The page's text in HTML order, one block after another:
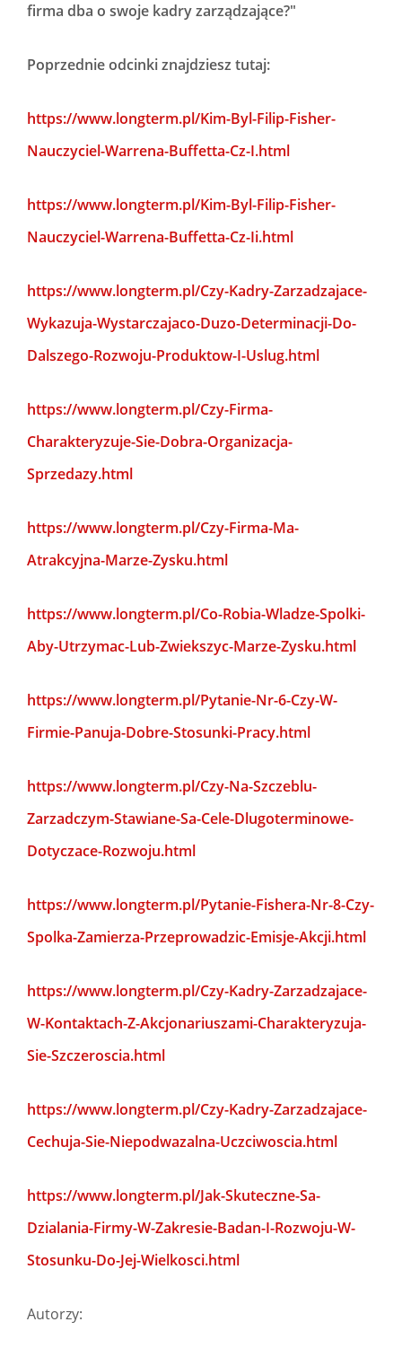
firma dba o swoje kadry zarządzające?"
Poprzednie odcinki znajdziesz tutaj:
https://www.longterm.pl/Kim-Byl-Filip-Fisher-
Nauczyciel-Warrena-Buffetta-Cz-I.html
https://www.longterm.pl/Kim-Byl-Filip-Fisher-
Nauczyciel-Warrena-Buffetta-Cz-Ii.html
https://www.longterm.pl/Czy-Kadry-Zarzadzajace-
Wykazuja-Wystarczajaco-Duzo-Determinacji-Do-
Dalszego-Rozwoju-Produktow-I-Uslug.html
https://www.longterm.pl/Czy-Firma-
Charakteryzuje-Sie-Dobra-Organizacja-
Sprzedazy.html
https://www.longterm.pl/Czy-Firma-Ma-
Atrakcyjna-Marze-Zysku.html
https://www.longterm.pl/Co-Robia-Wladze-Spolki-
Aby-Utrzymac-Lub-Zwiekszyc-Marze-Zysku.html
https://www.longterm.pl/Pytanie-Nr-6-Czy-W-
Firmie-Panuja-Dobre-Stosunki-Pracy.html
https://www.longterm.pl/Czy-Na-Szczeblu-
Zarzadczym-Stawiane-Sa-Cele-Dlugoterminowe-
Dotyczace-Rozwoju.html
https://www.longterm.pl/Pytanie-Fishera-Nr-8-Czy-
Spolka-Zamierza-Przeprowadzic-Emisje-Akcji.html
https://www.longterm.pl/Czy-Kadry-Zarzadzajace-
W-Kontaktach-Z-Akcjonariuszami-Charakteryzuja-
Sie-Szczeroscia.html
https://www.longterm.pl/Czy-Kadry-Zarzadzajace-
Cechuja-Sie-Niepodwazalna-Uczciwoscia.html
https://www.longterm.pl/Jak-Skuteczne-Sa-
Dzialania-Firmy-W-Zakresie-Badan-I-Rozwoju-W-
Stosunku-Do-Jej-Wielkosci.html
Autorzy: